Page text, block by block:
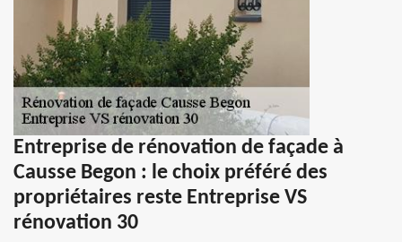
Entreprise de rénovation de façade à
Causse Begon : le choix préféré des
propriétaires reste Entreprise VS
rénovation 30